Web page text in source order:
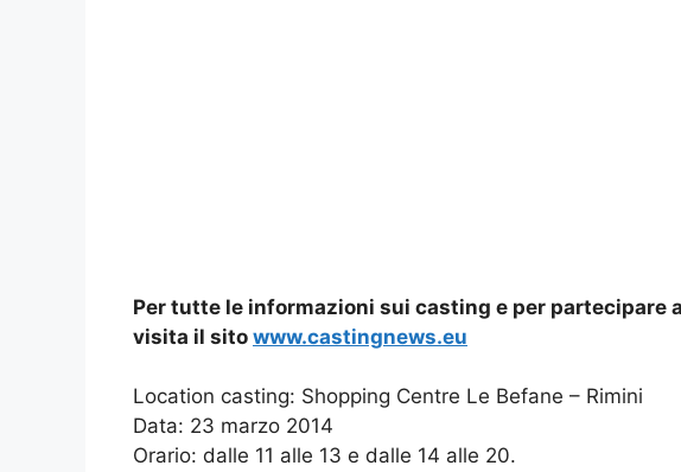
Per tutte le informazioni sui casting e per partecipare
visita il sito www.castingnews.eu
Location casting: Shopping Centre Le Befane – Rimini
Data: 23 marzo 2014
Orario: dalle 11 alle 13 e dalle 14 alle 20.